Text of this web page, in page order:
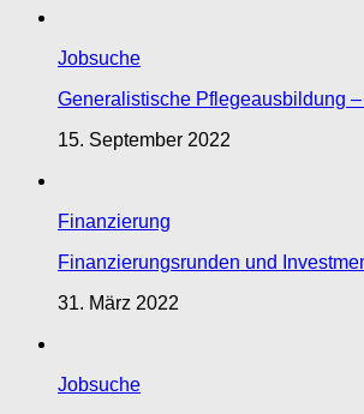
Jobsuche
Generalistische Pflegeausbildung
15. September 2022
Finanzierung
Finanzierungsrunden und
31. März 2022
Jobsuche